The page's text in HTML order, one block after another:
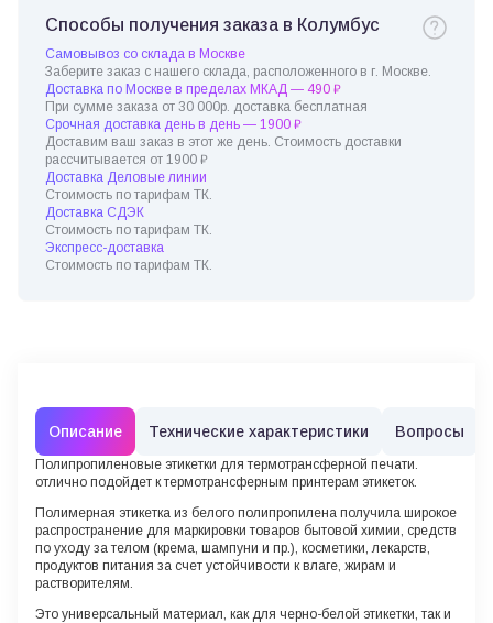
Способы получения заказа в Колумбус
Самовывоз со склада в Москве
Заберите заказ с нашего склада, расположенного в г. Москве.
Доставка по Москве в пределах МКАД — 490 ₽
При сумме заказа от 30 000р. доставка бесплатная
Срочная доставка день в день — 1900 ₽
Доставим ваш заказ в этот же день. Стоимость доставки
рассчитывается от 1900 ₽
Доставка Деловые линии
Стоимость по тарифам ТК.
Доставка СДЭК
Стоимость по тарифам ТК.
Экспресс-доставка
Стоимость по тарифам ТК.
Описание Технические характеристики Вопросы
Полипропиленовые этикетки для термотрансферной печати.
отлично подойдет к термотрансферным принтерам этикеток.
Полимерная этикетка из белого полипропилена получила широкое
распространение для маркировки товаров бытовой химии, средств
по уходу за телом (крема, шампуни и пр.), косметики, лекарств,
продуктов питания за счет устойчивости к влаге, жирам и
растворителям.
Это универсальный материал, как для черно-белой этикетки, так и